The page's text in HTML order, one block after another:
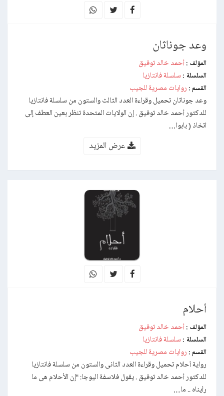
وعد جوناثان
المؤلف : أحمد خالد توفيق
السلسلة : سلسلة فانتازيا
القسم : روايات مصرية للجيب
وعد جوناثان تحميل وقراءة العدد الثالث والستون من سلسلة فانتازيا
للدكتور أحمد خالد توفيق . إن الولايات المتحدة تنظر بعين العطف إلى
اتخاذ ( بابوا…
عرض المزيد
أحلام
المؤلف : أحمد خالد توفيق
السلسلة : سلسلة فانتازيا
القسم : روايات مصرية للجيب
رواية أحلام تحميل وقراءة العدد الثانى والستون من سلسلة فانتازيا
للدكتور أحمد خالد توفيق . يقول فلاسفة اليوجا: “إن الأحلام هى ما
رأيناه .. ما…